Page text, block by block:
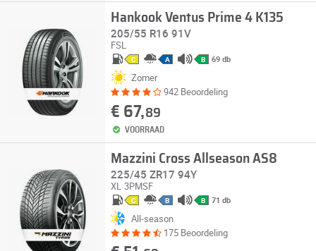
Hankook Ventus Prime 4 K135
205/55 R16 91V
FSL
C A B 69 db
Zomer
942 Beoordeling
€ 67,89
VOORRAAD
Mazzini Cross Allseason AS8
225/45 ZR17 94Y
XL 3PMSF
C B B 71 db
All-season
175 Beoordeling